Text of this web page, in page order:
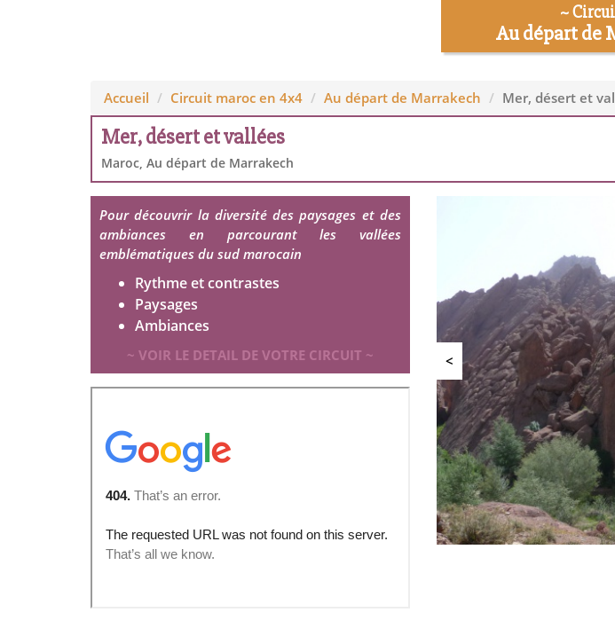
~
Au départ de
Accueil Circuit maroc en 4x4 Au départ de Marrakech Mer, désert et
Mer, désert et vallées
Maroc, Au départ de Marrakech
Pour découvrir la diversité des paysages et des
ambiances en parcourant les vallées
emblématiques du sud marocain
Rythme et contrastes
Paysages
Ambiances
~ VOIR LE DETAIL DE VOTRE CIRCUIT ~ <